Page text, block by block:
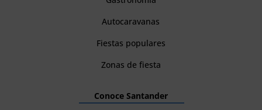
Autocaravanas
Fiestas populares
Zonas de fiesta
Conoce Santander